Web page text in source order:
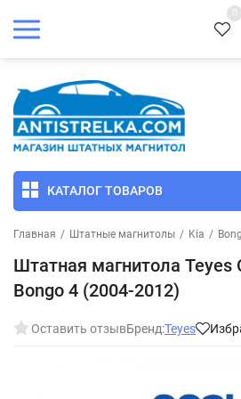
0
КАТАЛОГ ТОВАРОВ
Главная / Штатные магнитолы / Kia /
Штатная магнитола Teyes
Bongo 4 (2004-2012)
Оставить отзывБренд:Teyes